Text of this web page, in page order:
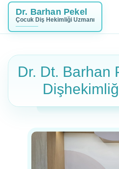
Dr. Barhan Pekel
Çocuk Diş Hekimliği Uzmanı
Dr. Dt. Barhan